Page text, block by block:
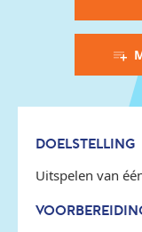
DOELSTELLING
Uitspelen van